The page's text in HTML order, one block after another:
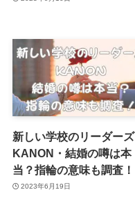
新しい学校のリーダーズ
KANON・結婚の噂は本
当？指輪の意味も調査！
2023年6月19日